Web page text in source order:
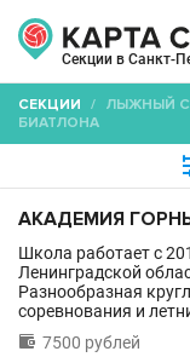
Секции в Санкт-
СЕКЦИИ / ЛЫЖНЫЙ
БИАТЛОНА
АКАДЕМИЯ
Школа работает с
Ленинградской
Разнообразная
соревнования и
 7500 рублей